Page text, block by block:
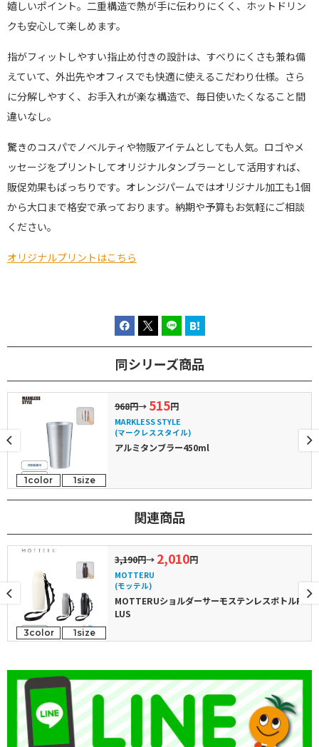
嬉しいポイント。二重構造で熱が手に伝わりにくく、ホットドリン
クも安心して楽しめます。
指がフィットしやすい指止め付きの設計は、すべりにくさも兼ね備
えていて、外出先やオフィスでも快適に使えるこだわり仕様。さら
に分解しやすく、お手入れが楽な構造で、毎日使いたくなること間
違いなし。
驚きのコスパでノベルティや物販アイテムとしても人気。ロゴやメ
ッセージをプリントしてオリジナルタンブラーとして活用すれば、
販促効果もばっちりです。オレンジパームではオリジナル加工も1個
から大口まで格安で承っております。納期や予算もお気軽にご相談
ください。
オリジナルプリントはこちら
同シリーズ商品
1color 1size
968円→ 515円
MARKLESS STYLE
(マークレススタイル)
アルミタンブラー450ml
関連商品
3color 1size
3,190円→ 2,010円
MOTTERU
(モッテル)
MOTTERUショルダーサーモステンレスボトルP
LUS